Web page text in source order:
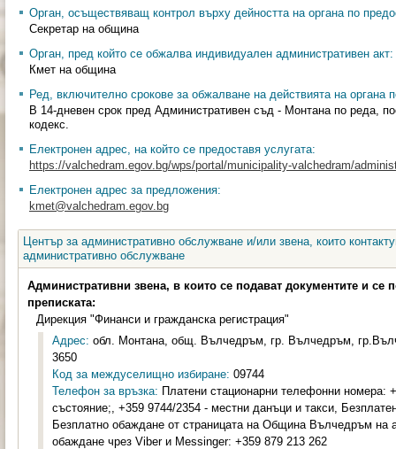
Орган, осъществяващ контрол върху дейността на органа по
Секретар на община
Орган, пред който се обжалва индивидуален административен акт:
Кмет на община
Ред, включително срокове за обжалване на действията на органа
В 14-дневен срок пред Административен съд - Монтана по реда,
кодекс.
Електронен адрес, на който се предоставя услугата:
https://valchedram.egov.bg/wps/portal/municipality-valchedram/
Електронен адрес за предложения:
kmet@valchedram.egov.bg
Център за административно обслужване и/или звена, които
административно обслужване
Административни звена, в които се подават документите и се
преписката:
Дирекция "Финанси и гражданска регистрация"
Адрес: обл. Монтана, общ. Вълчедръм, гр. Вълчедръм,
3650
Код за междуселищно избиране: 09744
Телефон за връзка: Платени стационарни телефонни номера:
състояние;, +359 9744/2354 - местни данъци и такси,
Безплатно обаждане от страницата на Община Вълчедръм на
обаждане чрез Viber и Messinger: +359 879 213 262